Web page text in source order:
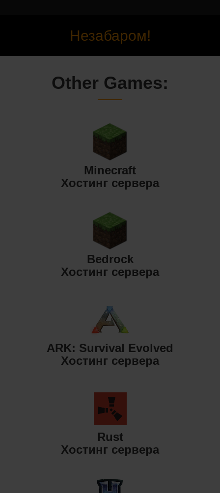
Незабаром!
Other Games:
Minecraft
Хостинг сервера
Bedrock
Хостинг сервера
ARK: Survival Evolved
Хостинг сервера
Rust
Хостинг сервера